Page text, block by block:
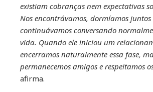
existiam cobranças nem expectativas
Nos encontrávamos, dormíamos juntos
continuávamos conversando
vida. Quando ele iniciou um
encerramos naturalmente essa fase,
permanecemos amigos e respeitamos
afirma.